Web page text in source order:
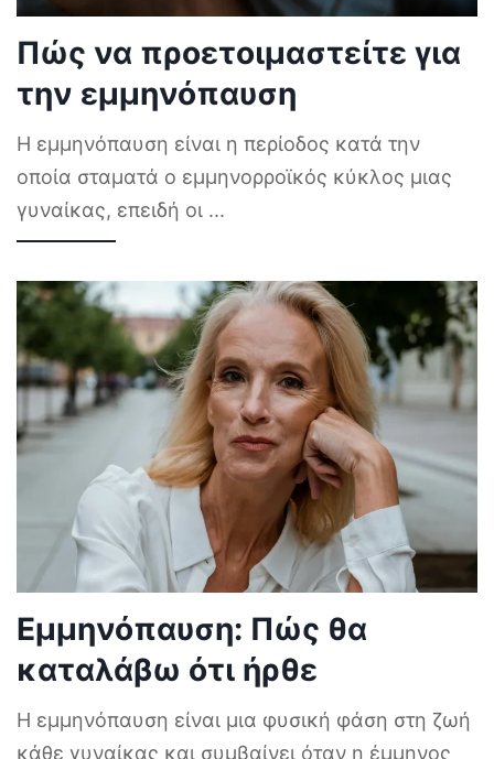
Πώς να προετοιμαστείτε για
την εμμηνόπαυση
Η εμμηνόπαυση είναι η περίοδος κατά την
οποία σταματά ο εμμηνορροϊκός κύκλος μιας
γυναίκας, επειδή οι ...
Εμμηνόπαυση: Πώς θα
καταλάβω ότι ήρθε
Η εμμηνόπαυση είναι μια φυσική φάση στη ζωή
κάθε γυναίκας και συμβαίνει όταν η έμμηνος